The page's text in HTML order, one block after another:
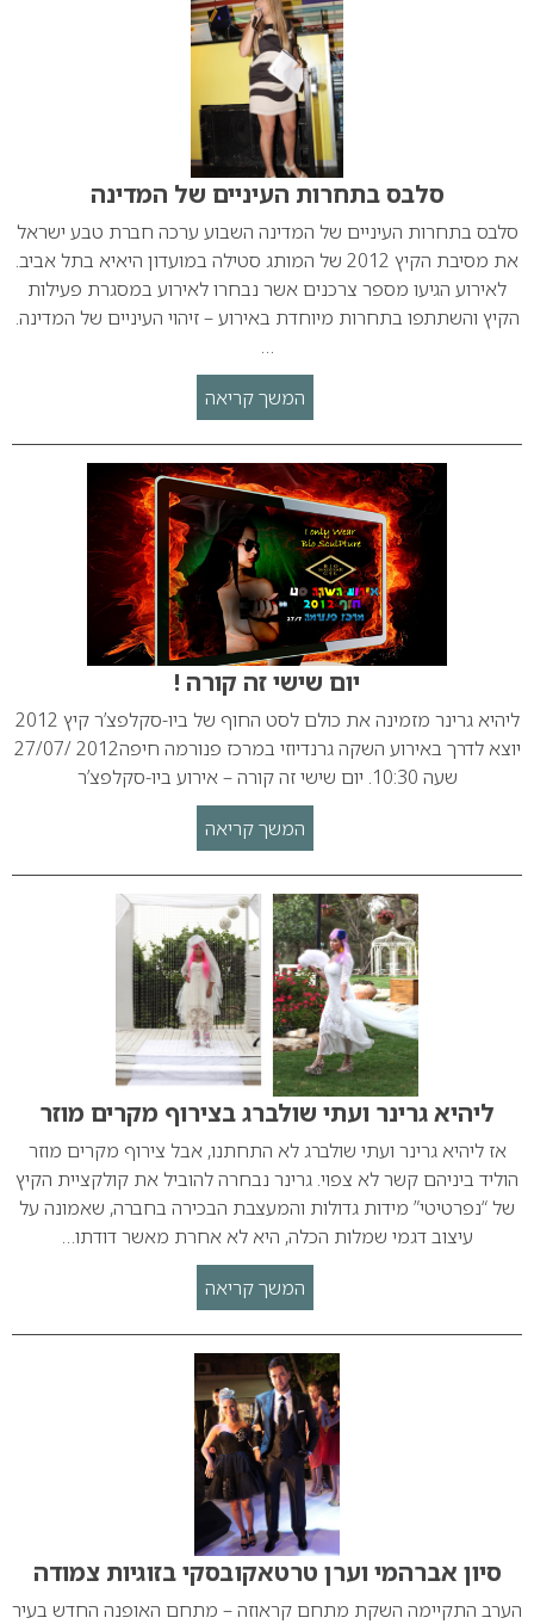
סלבס בתחרות העיניים של המדינה
סלבס בתחרות העיניים של המדינה השבוע ערכה חברת טבע ישראל
את מסיבת הקיץ 2012 של המותג סטילה במועדון היאיא בתל אביב.
לאירוע הגיעו מספר צרכנים אשר נבחרו לאירוע במסגרת פעילות
הקיץ והשתתפו בתחרות מיוחדת באירוע – זיהוי העיניים של המדינה.
…
המשך קריאה
יום שישי זה קורה !
ליהיא גרינר מזמינה את כולם לסט החוף של ביו-סקלפצ’ר קיץ 2012
יוצא לדרך באירוע השקה גרנדיוזי במרכז פנורמה חיפה2012 /27/07
שעה 10:30. יום שישי זה קורה – אירוע ביו-סקלפצ’ר
המשך קריאה
ליהיא גרינר ועתי שולברג בצירוף מקרים מוזר
אז ליהיא גרינר ועתי שולברג לא התחתנו, אבל צירוף מקרים מוזר
הוליד ביניהם קשר לא צפוי. גרינר נבחרה להוביל את קולקציית הקיץ
של “נפרטיטי” מידות גדולות והמעצבת הבכירה בחברה, שאמונה על
עיצוב דגמי שמלות הכלה, היא לא אחרת מאשר דודתו…
המשך קריאה
סיון אברהמי וערן טרטאקובסקי בזוגיות צמודה
הערב התקיימה השקת מתחם קראוזה – מתחם האופנה החדש בעיר